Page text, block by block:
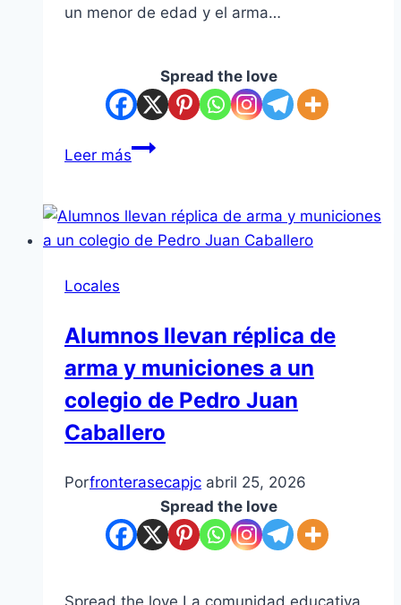
un menor de edad y el arma…
Spread the love
Leer másmatan
puñalada
a
detienen
a
dos
sospechosos
del
Locales
Alumnos llevan réplica de
arma y municiones a un
colegio de Pedro Juan
Caballero
Porfronterasecapjc abril 25, 2026
Spread the love
Spread the love La comunidad educativa